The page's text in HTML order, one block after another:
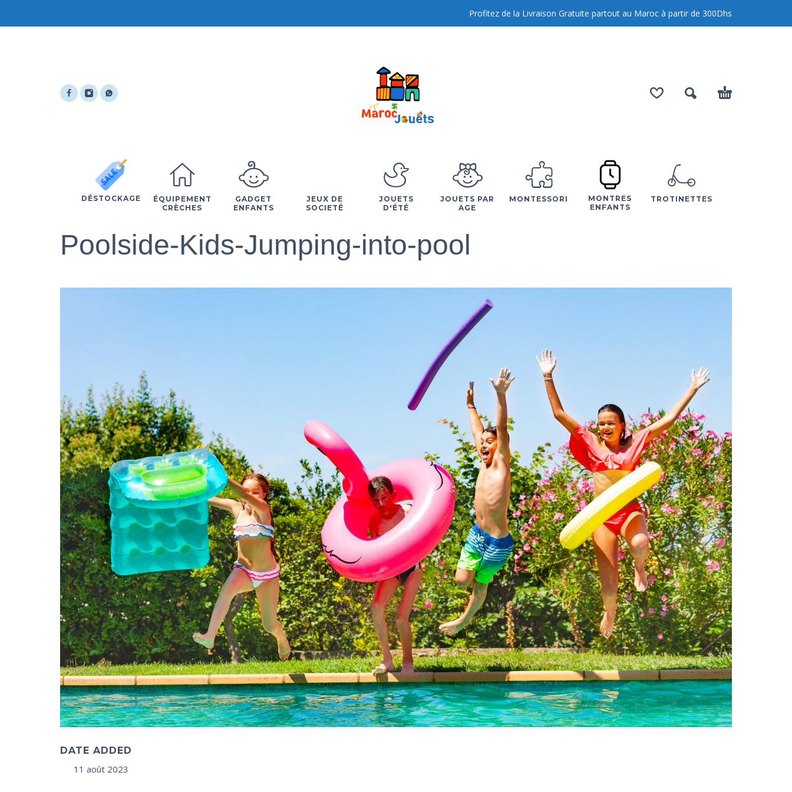
Profitez de la Livraison Gratuite partout au Maroc à partir de 300Dhs
DÉSTOCKAGE
ÉQUIPEMENT
CRÈCHES
GADGET
ENFANTS
JEUX DE
SOCIETÉ
JOUETS
D'ÉTÉ
JOUETS PAR
AGE
MONTESSORI
MONTRES
ENFANTS
TROTINETTES
Poolside-Kids-Jumping-into-pool
DATE ADDED
11 août 2023